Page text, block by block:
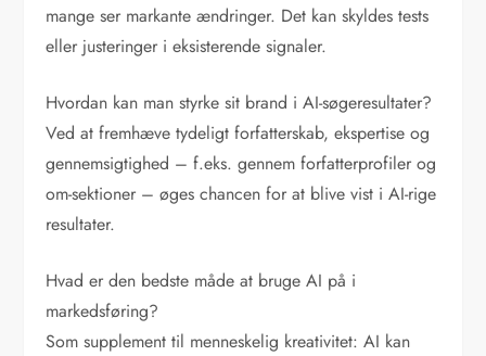
mange ser markante ændringer. Det kan skyldes tests
eller justeringer i eksisterende signaler.
Hvordan kan man styrke sit brand i AI-søgeresultater?
Ved at fremhæve tydeligt forfatterskab, ekspertise og
gennemsigtighed – f.eks. gennem forfatterprofiler og
om-sektioner – øges chancen for at blive vist i AI-rige
resultater.
Hvad er den bedste måde at bruge AI på i
markedsføring?
Som supplement til menneskelig kreativitet: AI kan